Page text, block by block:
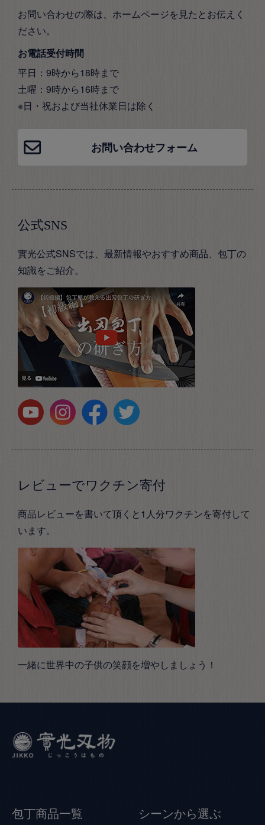
お問い合わせの際は、ホームページを見たとお伝えく
ださい。
お電話受付時間
平日：9時から18時まで
土曜：9時から16時まで
※日・祝および当社休業日は除く
お問い合わせフォーム
公式SNS
實光公式SNSでは、最新情報やおすすめ商品、包丁の
知識をご紹介。
レビューでワクチン寄付
商品レビューを書いて頂くと1人分ワクチンを寄付して
います。
一緒に世界中の子供の笑顔を増やしましょう！
包丁商品一覧 シーンから選ぶ